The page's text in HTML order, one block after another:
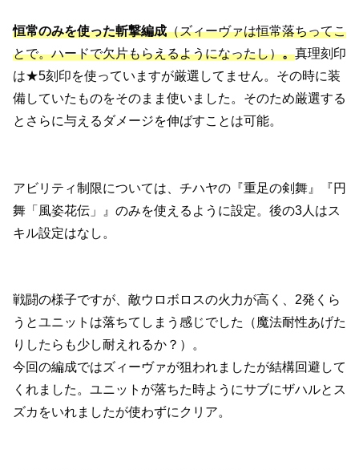
恒常のみを使った斬撃編成（ズィーヴァは恒常落ちってこ
とで。ハードで欠片もらえるようになったし）。真理刻印
は★5刻印を使っていますが厳選してません。その時に装
備していたものをそのまま使いました。そのため厳選する
とさらに与えるダメージを伸ばすことは可能。
アビリティ制限については、チハヤの『重足の剣舞』『円
舞「風姿花伝」』のみを使えるように設定。後の3人はス
キル設定はなし。
戦闘の様子ですが、敵ウロボロスの火力が高く、2発くら
うとユニットは落ちてしまう感じでした（魔法耐性あげた
りしたらも少し耐えれるか？）。
今回の編成ではズィーヴァが狙われましたが結構回避して
くれました。ユニットが落ちた時ようにサブにザハルとス
ズカをいれましたが使わずにクリア。